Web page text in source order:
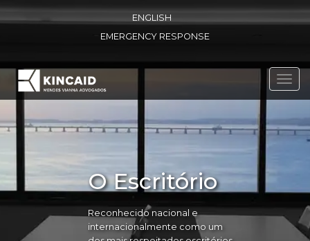
ENGLISH
EMERGENCY RESPONSE
O Escritório
Reconhecido nacional e
internacionalmente como um